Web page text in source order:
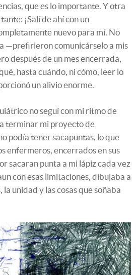
que es lo importante. Y otra
¡Salí de ahí con un
nuevo para mí. No
—prefirieron comunicárselo a mis
después de un mes encerrada,
hasta cuándo, ni cómo, leer lo
un alivio enorme.
no seguí con mi ritmo de
terminar mi proyecto de
podía tener sacapuntas, lo que
enfermeros, encerrados en sus
sacaran punta a mi lápiz cada vez
con esas limitaciones, dibujaba a
la unidad y las cosas que soñaba